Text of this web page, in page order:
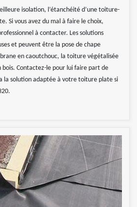
isolation, l’étanchéité d’une toiture-
Si vous avez du mal à faire le choix,
à contacter. Les solutions
et peuvent être la pose de chape
en caoutchouc, la toiture végétalisée
bois. Contactez-le pour lui faire part de
la solution adaptée à votre toiture plate si